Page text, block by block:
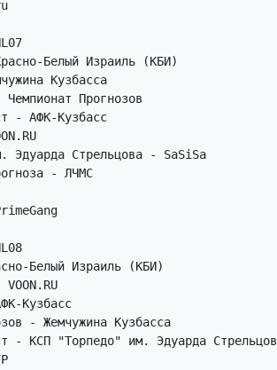
Белый Израиль (КБИ)
Кузбасса
Прогнозов
- АФК-Кузбасс
Эдуарда Стрельцова - SaSiSa
- ЛЧМС
Белый Израиль (КБИ)
Кузбасс
- Жемчужина Кузбасса
- КСП "Торпедо" им. Эдуарда